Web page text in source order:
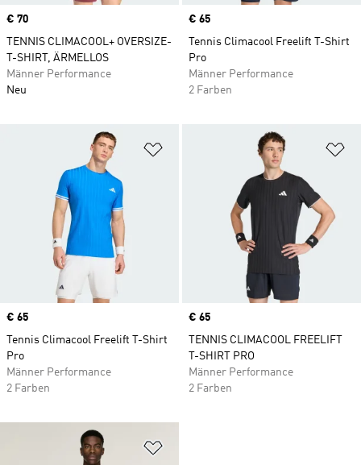
Price
€ 70
TENNIS CLIMACOOL+ OVERSIZE-
T-SHIRT, ÄRMELLOS
Männer Performance
Neu
Price
€ 65
Tennis Climacool Freelift T-Shirt
Pro
Männer Performance
2 Farben
Zur Wunschliste hinzufügen
Price
€ 65
Tennis Climacool Freelift T-Shirt
Pro
Männer Performance
2 Farben
Price
€ 65
TENNIS CLIMACOOL FREELIFT
T-SHIRT PRO
Männer Performance
2 Farben